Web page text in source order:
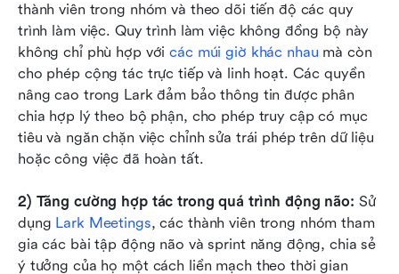
thành viên trong nhóm và theo dõi tiến độ các quy
trình làm việc. Quy trình làm việc không đồng bộ này
không chỉ phù hợp với các múi giờ khác nhau mà còn
cho phép cộng tác trực tiếp và linh hoạt. Các quyền
nâng cao trong Lark đảm bảo thông tin được phân
chia hợp lý theo bộ phận, cho phép truy cập có mục
tiêu và ngăn chặn việc chỉnh sửa trái phép trên dữ liệu
hoặc công việc đã hoàn tất.
2) Tăng cường hợp tác trong quá trình động não: Sử
dụng Lark Meetings, các thành viên trong nhóm tham
gia các bài tập động não và sprint năng động, chia sẻ
ý tưởng của họ một cách liền mạch theo thời gian